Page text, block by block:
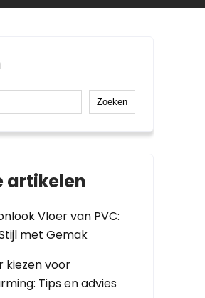
Zoeken
artikelen
Vloer van PVC:
met Gemak
kiezen voor
Tips en advies